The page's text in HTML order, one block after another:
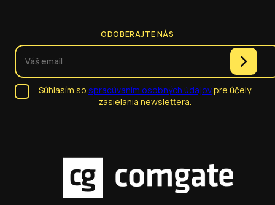
ODOBERAJTE NÁS
Súhlasím so spracúvaním osobných údajovpre účely
zasielania newslettera.